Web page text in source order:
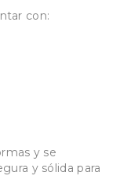
con:
y se
y sólida para